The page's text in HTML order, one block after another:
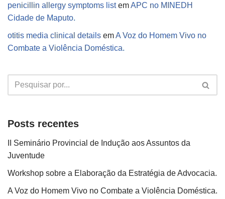
penicillin allergy symptoms listemAPC no MINEDH
Cidade de Maputo.
otitis media clinical details emA Voz do Homem Vivo no
Combate a Violência Doméstica.
Posts recentes
II Seminário Provincial de Indução aos Assuntos da
Juventude
Workshop sobre a Elaboração da Estratégia de Advocacia.
A Voz do Homem Vivo no Combate a Violência Doméstica.